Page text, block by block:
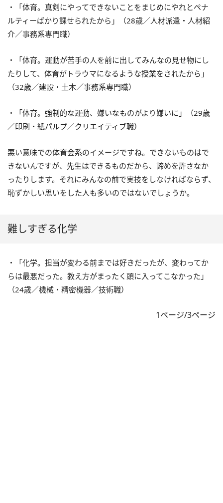
・「体育。真剣にやってできないことをまじめにやれとペナ
ルティーばかり課せられたから」（28歳／人材派遣・人材紹
介／事務系専門職）
・「体育。運動が苦手の人を前に出してみんなの見せ物にし
たりして、体育がトラウマになるような授業をされたから」
（32歳／建設・土木／事務系専門職）
・「体育。強制的な運動、嫌いなものがより嫌いに」（29歳
／印刷・紙パルプ／クリエイティブ職）
悪い意味での体育会系のイメージですね。できないものはで
きないんですが、先生はできるものだから、諦めを許さなか
ったりします。それにみんなの前で実技をしなければならず、
恥ずかしい思いをした人も多いのではないでしょうか。
難しすぎる化学
・「化学。担当が変わる前までは好きだったが、変わってか
らは最悪だった。教え方がまったく頭に入ってこなかった」
（24歳／機械・精密機器／技術職）
1ページ/3ページ